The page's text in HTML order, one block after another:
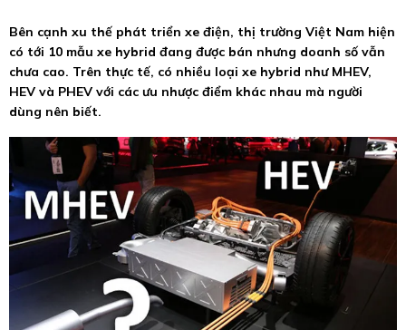
Bên cạnh xu thế phát triển xe điện, thị trường Việt Nam hiện
có tới 10 mẫu xe hybrid đang được bán nhưng doanh số vẫn
chưa cao. Trên thực tế, có nhiều loại xe hybrid như MHEV,
HEV và PHEV với các ưu nhược điểm khác nhau mà người
dùng nên biết.